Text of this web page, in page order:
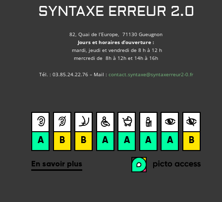
SYNTAXE ERREUR 2.0
82, Quai de l’Europe, 71130 Gueugnon
Jours et horaires d’ouverture :
mardi, jeudi et vendredi de 8 h à 12 h
mercredi de 8h à 12h et 14h à 16h
Tél. : 03.85.24.22.76 – Mail : contact.syntaxe@syntaxerreur2-0.fr